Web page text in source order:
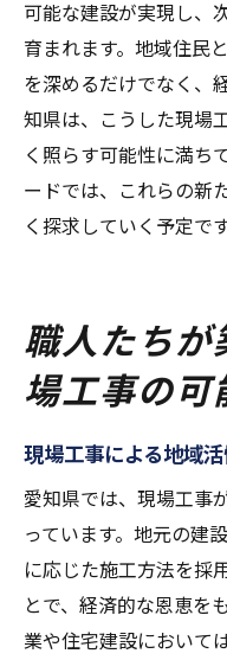
可能な建設が実現し、
育まれます。地域住民
を深めるだけでなく、
知県は、こうした現場
く照らす可能性に満ち
ードでは、これらの新
く探求していく予定で
職人たち
場工事の可
現場工事による地域
愛知県では、現場工事
っています。地元の建
に応じた施工方法を採
とで、経済的な恩恵を
業や住宅建設において